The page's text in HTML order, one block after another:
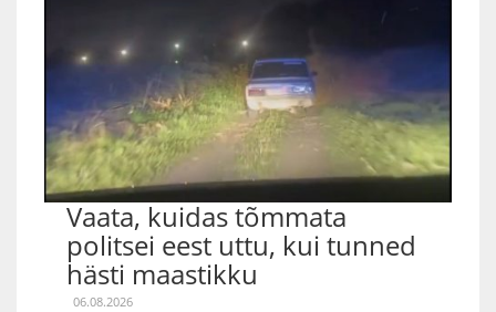
Vaata, kuidas tõmmata
politsei eest uttu, kui tunned
hästi maastikku
06.08.2026